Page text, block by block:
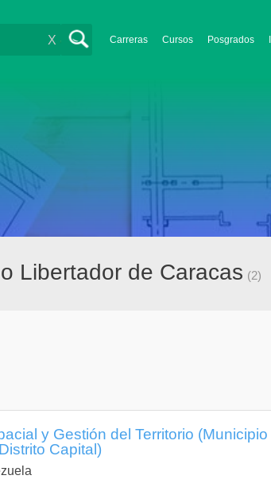
Carreras Cursos Posgrados
X
Libertador de Caracas (2)
y Gestión del Territorio (Municipio
Capital)